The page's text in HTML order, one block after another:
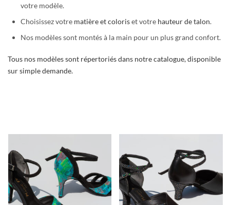
votre modèle.
Choisissez votre matière et coloriset votre hauteur de talon.
Nos modèles sont montés à la main pour un plus grand confort.
Tous nos modèles sont répertoriés dans notre catalogue, disponible
sur simple demande.